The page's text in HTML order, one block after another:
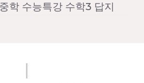
학 수능특강 수학3 답지